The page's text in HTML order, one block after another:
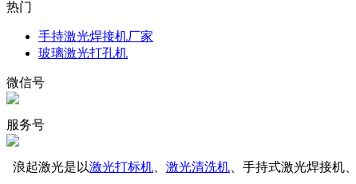
热门
手持激光焊接机厂家
玻璃激光打孔机
微信号
服务号
浪起激光是以激光打标机 激光清洗机 、手持式激光焊接机、